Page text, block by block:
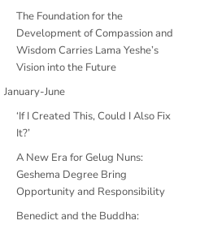
The Foundation for the
Development of Compassion and
Wisdom Carries Lama Yeshe’s
Vision into the Future
January-June
‘If I Created This, Could I Also Fix
It?’
A New Era for Gelug Nuns:
Geshema Degree Bring
Opportunity and Responsibility
Benedict and the Buddha: